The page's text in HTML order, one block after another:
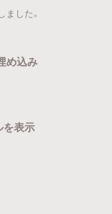
した。
め込み
を表示